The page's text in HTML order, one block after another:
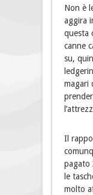
Non è
aggira
questa
canne
su,
magari
Il
pagato
le
molto